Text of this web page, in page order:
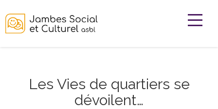
Les Vies de quartiers se
dévoilent…